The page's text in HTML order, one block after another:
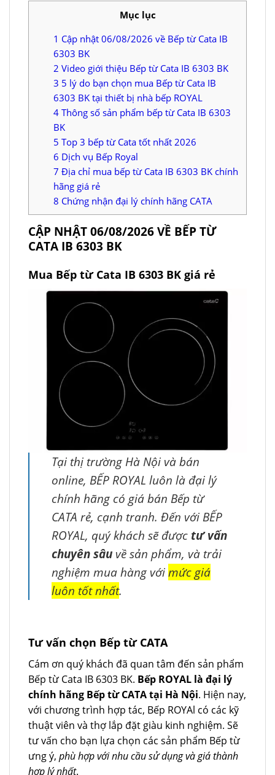
Mục lục
1 Cập nhật 06/08/2026 về Bếp từ Cata IB
6303 BK
2 Video giới thiệu Bếp từ Cata IB 6303 BK
3 5 lý do bạn chọn mua Bếp từ Cata IB
6303 BK tại thiết bị nhà bếp ROYAL
4 Thông số sản phẩm bếp từ Cata IB 6303
BK
5 Top 3 bếp từ Cata tốt nhất 2026
6 Dịch vụ Bếp Royal
7 Địa chỉ mua bếp từ Cata IB 6303 BK chính
hãng giá rẻ
8 Chứng nhận đại lý chính hãng CATA
CẬP NHẬT 06/08/2026 VỀ BẾP TỪ
CATA IB 6303 BK
Mua Bếp từ Cata IB 6303 BK giá rẻ
Tại thị trường Hà Nội và bán
online, BẾP ROYAL luôn là đại lý
chính hãng có giá bán Bếp từ
CATA rẻ, cạnh tranh. Đến với BẾP
ROYAL, quý khách sẽ được tư vấn
chuyên sâu về sản phẩm, và trải
nghiệm mua hàng vớimức giá
luôn tốt nhất.
Tư vấn chọn Bếp từ CATA
Cám ơn quý khách đã quan tâm đến sản phẩm
Bếp từ Cata IB 6303 BK. Bếp ROYAL là đại lý
chính hãng Bếp từ CATA tại Hà Nội. Hiện nay,
với chương trình hợp tác, Bếp ROYAl có các kỹ
thuật viên và thợ lắp đặt giàu kinh nghiệm. Sẽ
tư vấn cho bạn lựa chọn các sản phẩm Bếp từ
ưng ý, phù hợp với nhu cầu sử dụng và giá thành
hợp lý nhất.